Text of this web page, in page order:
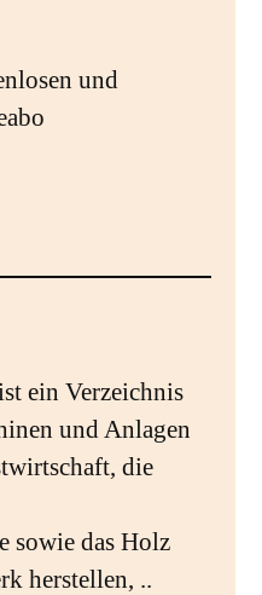
und
ein Verzeichnis
und Anlagen
die
sowie das Holz
herstellen, ..